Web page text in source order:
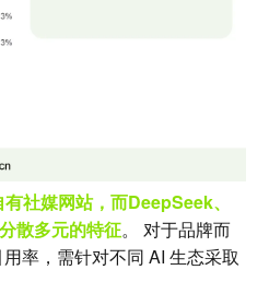
社媒网站，而DeepSeek、
散多元的特征。 对于品牌而
率，需针对不同 AI 生态采取